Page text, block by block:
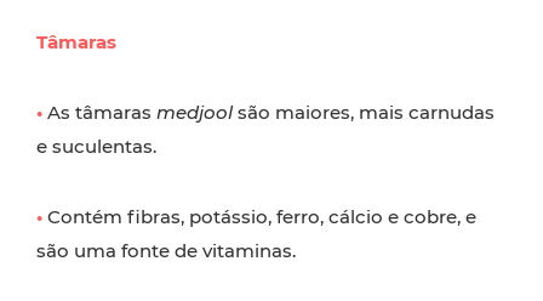
Tâmaras
• As tâmaras medjoolsão maiores, mais carnudas
e suculentas.
• Contém fibras, potássio, ferro, cálcio e cobre, e
são uma fonte de vitaminas.